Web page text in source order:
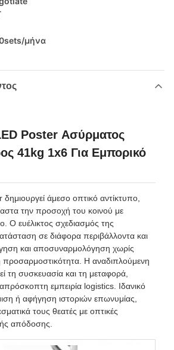
μήνα
Poster Ασύρματος
41kg 1x6 Για Εμπορικό
άμεσο οπτικό αντίκτυπο,
την προσοχή του κοινού με
Ο ευέλικτος σχεδιασμός της
σε διάφορα περιβάλλοντα και
και αποσυναρμολόγηση χωρίς
προσαρμοστικότητα. Η αναδιπλούμενη
τη συσκευασία και τη μεταφορά,
εμπειρία logistics. Ιδανικό
ή αφήγηση ιστοριών επωνυμίας,
τους θεατές με οπτικές
απόδοσης.